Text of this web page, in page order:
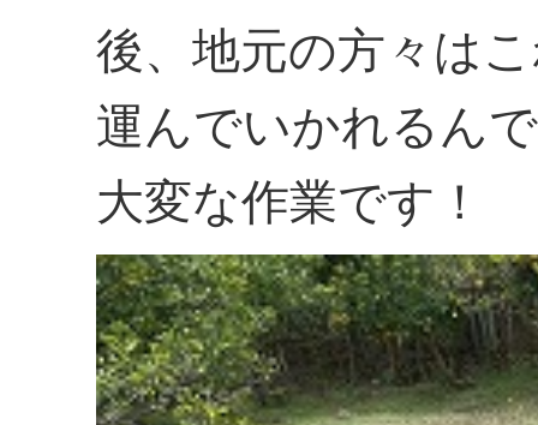
後、地元の方々は
運んでいかれるん
大変な作業です！